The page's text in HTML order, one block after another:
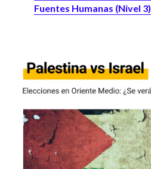
Fuentes Humanas (Nivel 3)